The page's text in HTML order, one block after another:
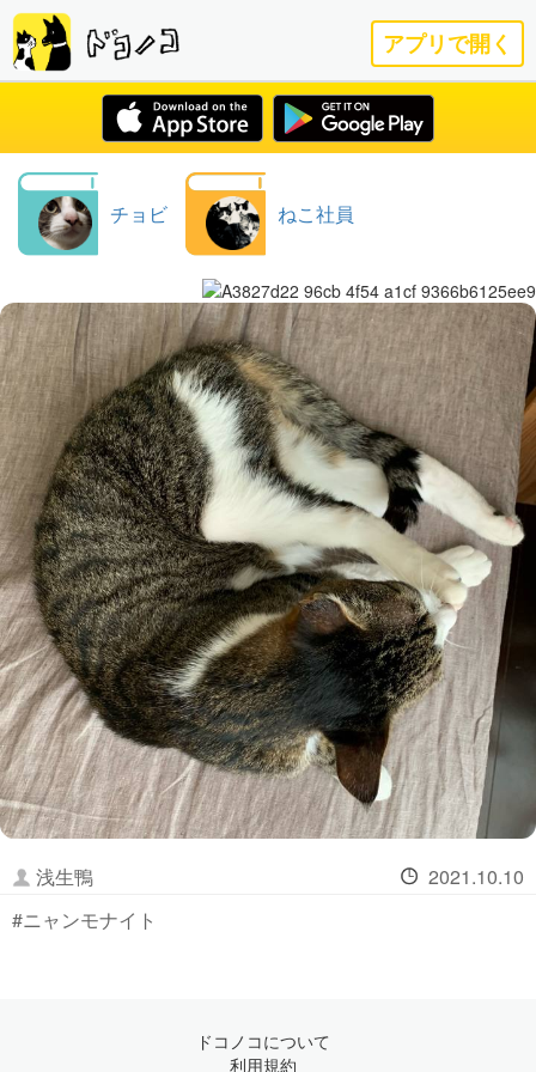
アプリで開く
チョビ ねこ社員
浅生鴨
2021.10.10
#ニャンモナイト
ドコノコについて
利用規約